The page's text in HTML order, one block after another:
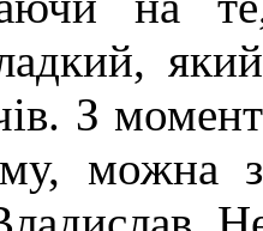
З
можна